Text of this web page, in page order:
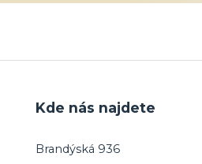
Kde nás najdete
Brandýská 936